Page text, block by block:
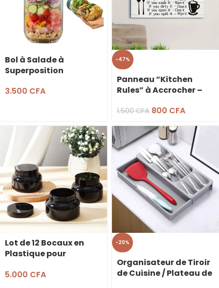
Bol à Salade à
Superposition
3.500 CFA
-47%
Panneau “Kitchen
Rules” à Accrocher –
1.500CFA 800 CFA
Lot de 12 Bocaux en
Plastique pour
ou Encens – 250mL
5.000 CFA
-20%
Organisateur de Tiroir
de Cuisine / Plateau de